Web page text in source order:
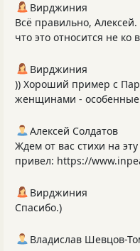
Вирджиния
Всё правильно,
что это относится не
Вирджиния
)) Хороший пример с
женщинами -
Алексей Солдатов
Ждем от вас стихи на
привел: https://
Вирджиния
Спасибо.)
Владислав Шевцов-